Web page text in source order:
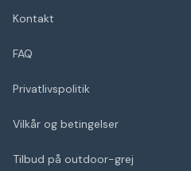
Kontakt
FAQ
Privatlivspolitik
Vilkår og betingelser
Tilbud på outdoor-grej